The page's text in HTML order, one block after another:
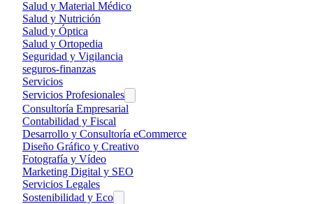
Salud y Material Médico
Salud y Nutrición
Salud y Óptica
Salud y Ortopedia
Seguridad y Vigilancia
seguros-finanzas
Servicios
Servicios Profesionales
Consultoría Empresarial
Contabilidad y Fiscal
Desarrollo y Consultoría eCommerce
Diseño Gráfico y Creativo
Fotografía y Vídeo
Marketing Digital y SEO
Servicios Legales
Sostenibilidad y Eco